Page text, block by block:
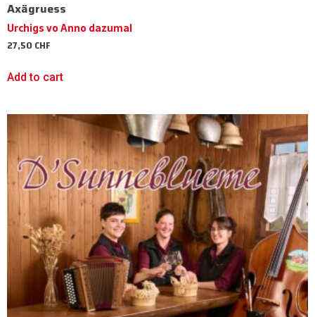
Axägruess
Urchigs vo Anno dazumal
27,50CHF
Add to cart